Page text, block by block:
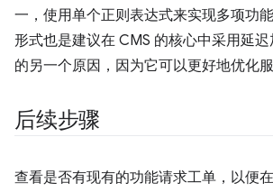
一，使用单个正则表达式来实现多项功
形式也是建议在 CMS 的核心中采用延
的另一个原因，因为它可以更好地优化服
后续步骤
查看是否有现有的功能请求工单，以便